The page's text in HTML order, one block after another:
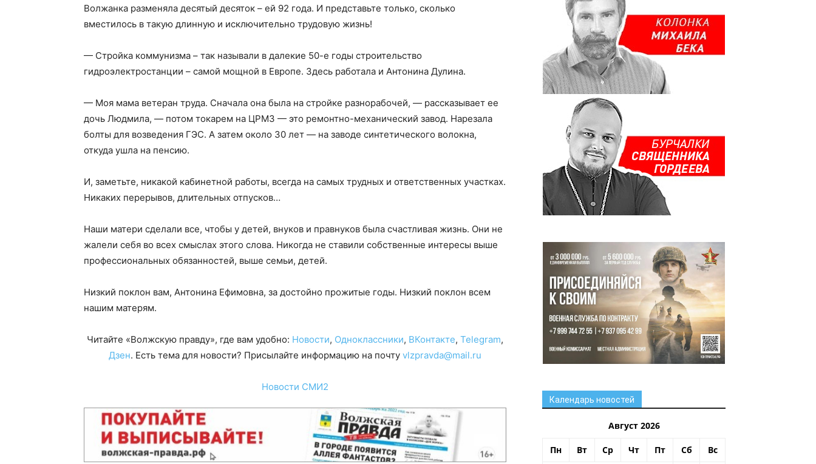
Волжанка разменяла десятый десяток – ей 92 года. И представьте только, сколько
вместилось в такую длинную и исключительно трудовую жизнь!
— Стройка коммунизма – так называли в далекие 50-е годы строительство
гидроэлектростанции – самой мощной в Европе. Здесь работала и Антонина Дулина.
— Моя мама ветеран труда. Сначала она была на стройке разнорабочей, — рассказывает ее
дочь Людмила, — потом токарем на ЦРМЗ — это ремонтно-механический завод. Нарезала
болты для возведения ГЭС. А затем около 30 лет — на заводе синтетического волокна,
откуда ушла на пенсию.
И, заметьте, никакой кабинетной работы, всегда на самых трудных и ответственных участках.
Никаких перерывов, длительных отпусков…
Наши матери сделали все, чтобы у детей, внуков и правнуков была счастливая жизнь. Они не
жалели себя во всех смыслах этого слова. Никогда не ставили собственные интересы выше
профессиональных обязанностей, выше семьи, детей.
Низкий поклон вам, Антонина Ефимовна, за достойно прожитые годы. Низкий поклон всем
нашим матерям.
Читайте «Волжскую правду», где вам удобно: Новости, Одноклассники, ВКонтакте, Telegram,
Дзен. Есть тема для новости? Присылайте информацию на почту vlzpravda@mail.ru
Новости СМИ2
Календарь новостей
Август 2026
Пн Вт Ср Чт Пт Сб Вс